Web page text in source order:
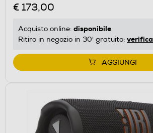
€ 173,00
Acquisto online: disponibile
Ritiro in negozio in 30' gratuito: verifica
AGGIUNGI